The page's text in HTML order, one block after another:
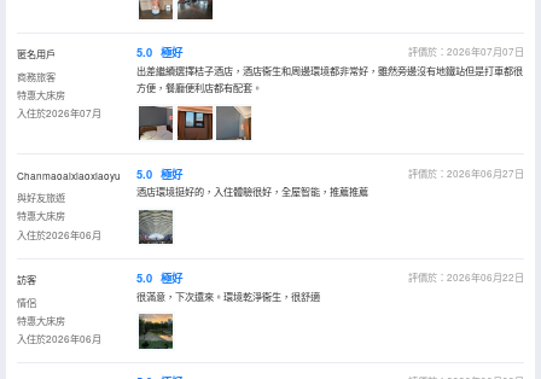
匿名用戶
商務旅客
特惠大床房
入住於2026年07月
5.0 極好
評價於：2026年07月07日
出差繼續選擇桔子酒店，酒店衞生和周邊環境都非常好，雖然旁邊沒有地鐵站但是打車都很
方便，餐廳便利店都有配套。
Chanmaoaixiaoxiaoyu
與好友旅遊
特惠大床房
入住於2026年06月
5.0 極好
評價於：2026年06月27日
酒店環境挺好的，入住體驗很好，全屋智能，推薦推薦
訪客
情侶
特惠大床房
入住於2026年06月
5.0 極好
評價於：2026年06月22日
很滿意，下次還來。環境乾淨衞生，很舒適